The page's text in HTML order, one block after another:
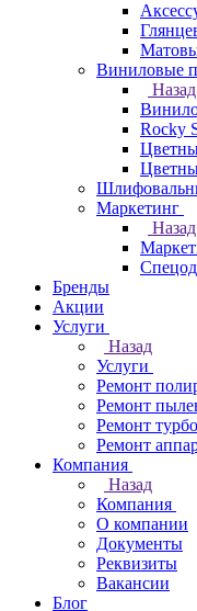
Виниловые
Назад
Rocky
Маркетинг
Назад
Бренды
Акции
Услуги
Назад
Услуги
Ремонт
Ремонт
Ремонт
Ремонт
Компания
Назад
Компания
О компании
Документы
Реквизиты
Вакансии
Блог